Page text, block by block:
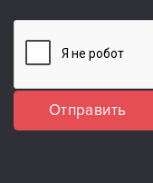
Отправить